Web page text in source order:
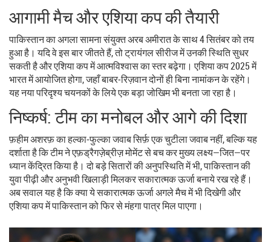
आगामी मैच और एशिया कप की तैयारी
पाकिस्तान का अगला सामनासंयुक्त अरब अमीरातके साथ 4 सितंबर को तय
हुआ है। यदि वे इस बार जीतते हैं, तो ट्रायंगल सीरीज में उनकी स्थिति सुधर
सकती है और एशिया कप में आत्मविश्वास का स्तर बढ़ेगा। एशिया कप 2025 में
भारत में आयोजित होगा, जहाँ बाबर‑रिज़वान दोनों ही बिना नामांकन के रहेंगे।
यह नया परिदृश्य चयनकों के लिये एक बड़ा जोखिम भी बनता जा रहा है।
निष्कर्ष: टीम का मनोबल और आगे की दिशा
फ़हीम अशरफ़ का हल्का‑फुल्का जवाब सिर्फ़ एक चुटीला जवाब नहीं, बल्कि यह
दर्शाता है कि टीम ने एफ़ड्रैगज़ेब्रीज़ मोमेंट से बच कर मुख्य लक्ष्य—जित—पर
ध्यान केंद्रित किया है। दो बड़े सितारों की अनुपस्थिति में भी, पाकिस्तान की
युवा पीढ़ी और अनुभवी खिलाड़ी मिलकर सकारात्मक ऊर्जा बनाये रख रहे हैं।
अब सवाल यह है कि क्या ये सकारात्मक ऊर्जा अगले मैच में भी दिखेगी और
एशिया कप में पाकिस्तान को फिर से मंहगा पात्र मिल पाएगा।